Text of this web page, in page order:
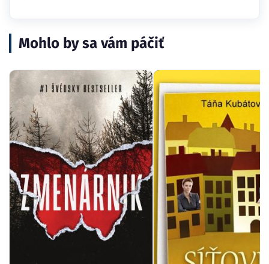
Mohlo by sa vám páčiť